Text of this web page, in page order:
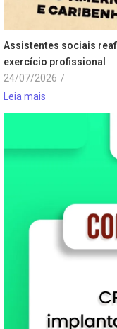
Assistentes sociais
exercício profissional
24/07/2026 /
Leia mais